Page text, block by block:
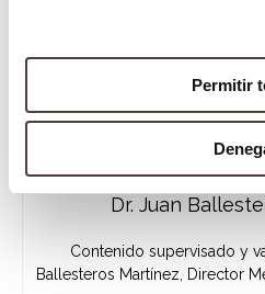
Permitir
Dr. Juan
Contenido supervisado y
Ballesteros Martínez, Director